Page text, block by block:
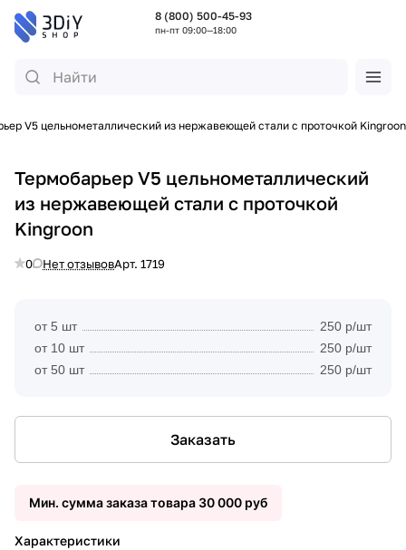
8 (800) 500-45-93
пн-пт 09:00—18:00
V5 цельнометаллический из нержавеющей стали с проточкой Kingroon
Термобарьер V5 цельнометаллический
из нержавеющей стали с проточкой
Kingroon
0 Нет отзывовАрт. 1719
от 5 шт
250 р/шт
от 10 шт
250 р/шт
от 50 шт
250 р/шт
Заказать
Мин. сумма заказа товара 30 000 руб
Характеристики